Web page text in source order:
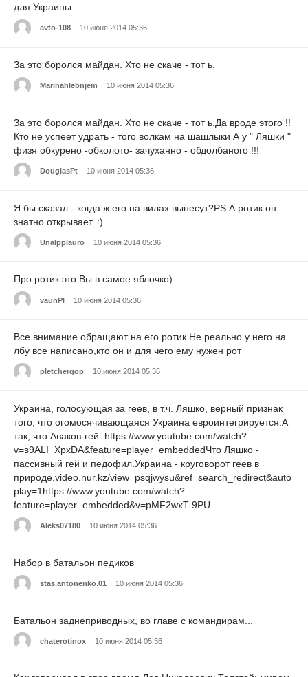
для Украины.
avto-108 10 июня 2014 05:36
За это боролся майдан. Хто не скаче - тот ь.
Marinahlebnjem 10 июня 2014 05:36
За это боролся майдан. Хто не скаче - тот ь.Да вроде этого !!
Кто не успеет удрать - того волкам на шашлыки А у " Ляшки "
физя обкурено -обколото- зачуханно - обдолбаного !!!
DouglasPt 10 июня 2014 05:36
Я бы сказал - когда ж его на вилах вынесут?PS А ротик он
знатно открывает. :)
Unalpplauro 10 июня 2014 05:36
Про ротик это Вы в самое яблочко)
vaunPl 10 июня 2014 05:36
Все внимание обращают на его ротик Не реально у него на
лбу все написано,кто он и для чего ему нужен рот
pletcherqop 10 июня 2014 05:36
Украина, голосующая за геев, в т.ч. Ляшко, верный признак
того, что огомосячивающаяся Украина евроинтегрируется.А
так, что Аваков-гей: https://www.youtube.com/watch?
v=s9ALI_XpxDA&feature=player_embeddedЧто Ляшко -
пассивный гей и педофил.Украина - круговорот геев в
природе.video.nur.kz/view=psqjwysu&ref=search_redirect&auto
play=1https://www.youtube.com/watch?
feature=player_embedded&v=pMF2wxT-9PU
Aleks07180 10 июня 2014 05:36
Набор в батальон педиков
stas.antonenko.01 10 июня 2014 05:36
Батальон заднеприводных, во главе с командирам...
chaterotinox 10 июня 2014 05:36